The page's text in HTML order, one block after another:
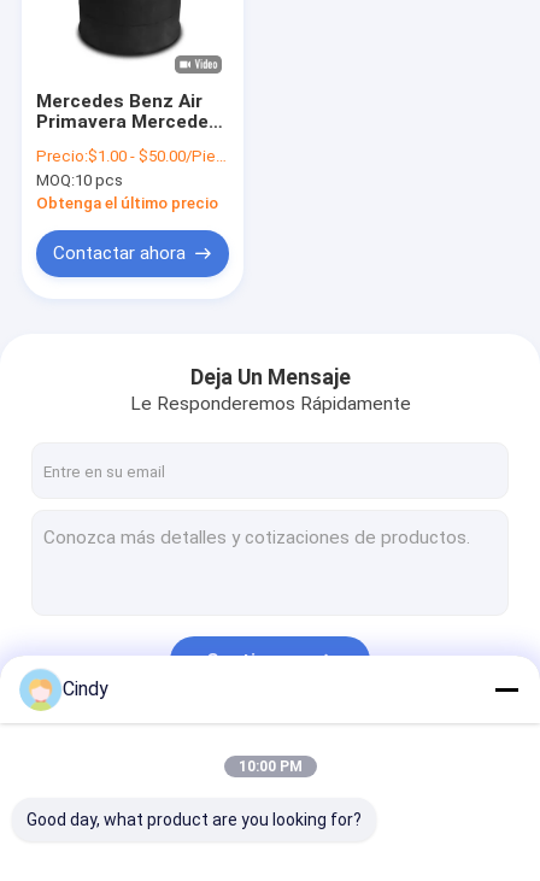
Mercedes Benz Air
Primavera Mercedes
primero de los
cuatro.320.23.21
Contitech 4183NP24
Reemplazado por
Vkntech1K4183-2
Precio:$1.00 - $50.00/Pieces
MOQ:10 pcs
Obtenga el último precio
Contactar ahora
Deja Un Mensaje
Le Responderemos Rápidamente
Continuar
Nuestras Categorías
Cindy
10:00 PM
Good day, what product are you looking for?